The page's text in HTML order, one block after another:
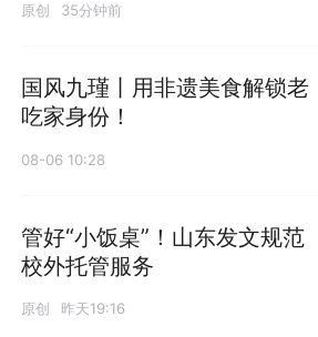
原创 35分钟前
国风九瑾丨用非遗美食解锁老
吃家身份！
08-06 10:28
管好“小饭桌”！山东发文规范
校外托管服务
原创 昨天19:16